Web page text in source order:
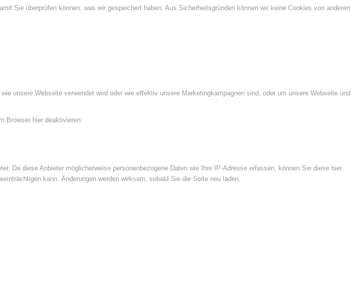
Sie überprüfen können, was wir gespeichert haben. Aus Sicherheitsgründen können wir keine Cookies von anderen
unsere Webseite verwendet wird oder wie effektiv unsere Marketingkampagnen sind, oder um unsere Webseite und
Browser hier deaktivieren:
Da diese Anbieter möglicherweise personenbezogene Daten wie Ihre IP-Adresse erfassen, können Sie diese hier
kann. Änderungen werden wirksam, sobald Sie die Seite neu laden.